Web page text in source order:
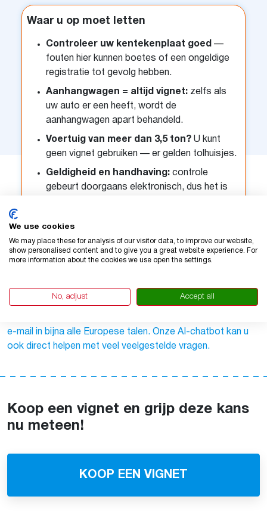
Waar u op moet letten
Controleer uw kentekenplaat goed —
fouten hier kunnen boetes of een ongeldige
registratie tot gevolg hebben.
Aanhangwagen = altijd vignet: zelfs als
uw auto er een heeft, wordt de
aanhangwagen apart behandeld.
Voertuig van meer dan 3,5 ton? U kunt
geen vignet gebruiken — er gelden tolhuisjes.
Geldigheid en handhaving: controle
gebeurt doorgaans elektronisch, dus het is
Vragen
of betalingsoptie u moet kiezen, staan wij voor u klaar.
Onze klantenservice is 7 dagen per week bereikbaar via
e-mail in bijna alle Europese talen. Onze AI-chatbot kan u
ook direct helpen met veel veelgestelde vragen.
Koop een vignet en grijp deze kans
nu meteen!
KOOP EEN VIGNET
We use cookies
We may place these for analysis of our visitor data, to improve our website,
show personalised content and to give you a great website experience. For
more information about the cookies we use open the settings.
No, adjust Accept all